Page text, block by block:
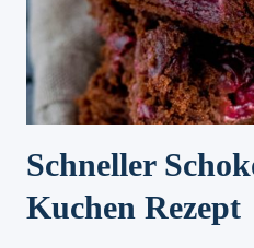
Schneller
Kuchen Rezept